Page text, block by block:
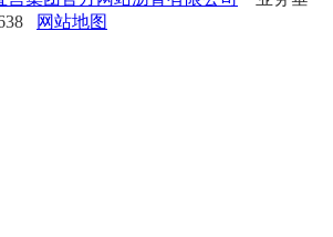
网站地图